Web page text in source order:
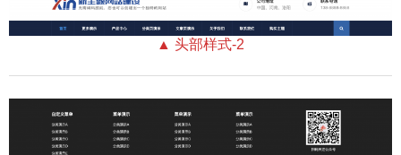
▲ 头部样式-2